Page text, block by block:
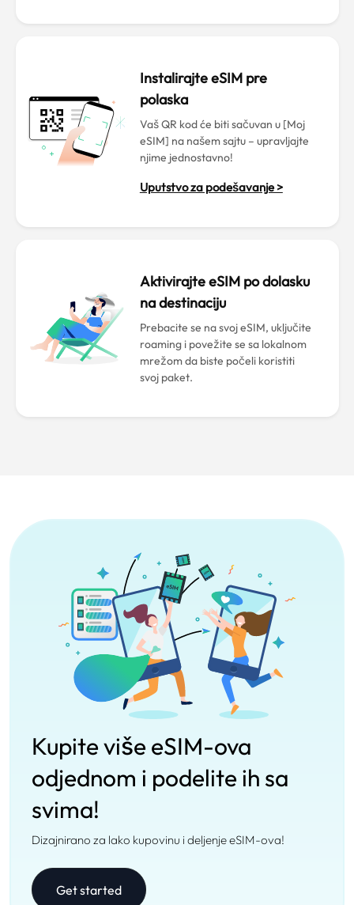
Instalirajte eSIM pre
polaska
Vaš QR kod će biti sačuvan u [Moj
eSIM] na našem sajtu – upravljajte
njime jednostavno!
Uputstvo za podešavanje >
Aktivirajte eSIM po dolasku
na destinaciju
Prebacite se na svoj eSIM, uključite
roaming i povežite se sa lokalnom
mrežom da biste počeli koristiti
svoj paket.
Kupite više eSIM-ova
odjednom i podelite ih sa
svima!
Dizajnirano za lako kupovinu i deljenje eSIM-ova!
Get started